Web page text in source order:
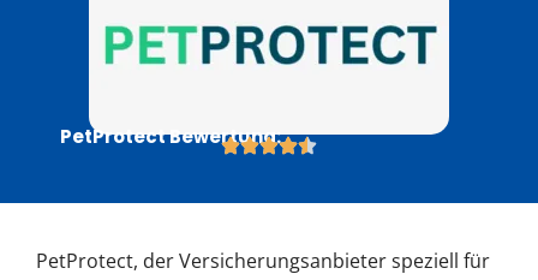
PetProtect Bewertung:
PetProtect, der Versicherungsanbieter speziell für